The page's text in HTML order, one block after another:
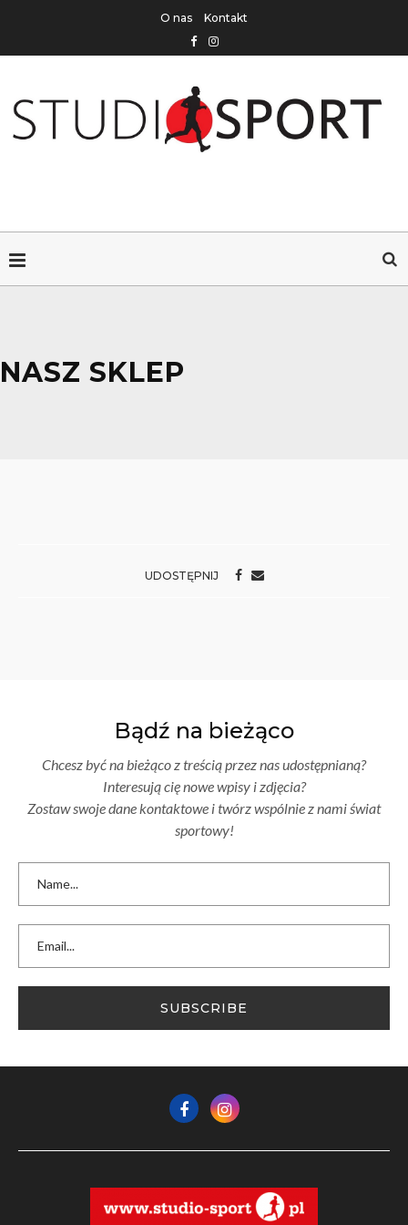
O nas Kontakt
NASZ SKLEP
UDOSTĘPNIJ
Bądź na bieżąco
Chcesz być na bieżąco z treścią przez nas udostępnianą?
Interesują cię nowe wpisy i zdjęcia?
Zostaw swoje dane kontaktowe i twórz wspólnie z nami świat
sportowy!